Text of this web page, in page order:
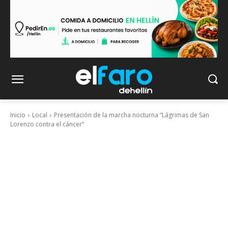
Inicio Local
Presentación de la marcha nocturna “Lágrimas de San
Lorenzo contra el cáncer”